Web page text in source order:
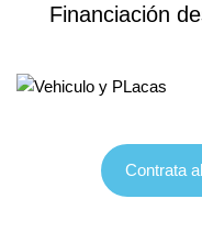
Financiación
Contrata